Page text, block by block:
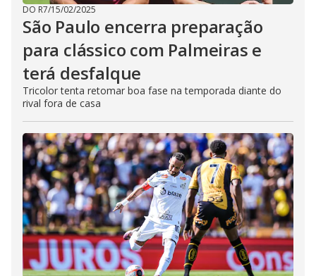
DO R7/15/02/2025
São Paulo encerra preparação
para clássico com Palmeiras e
terá desfalque
Tricolor tenta retomar boa fase na temporada diante do
rival fora de casa